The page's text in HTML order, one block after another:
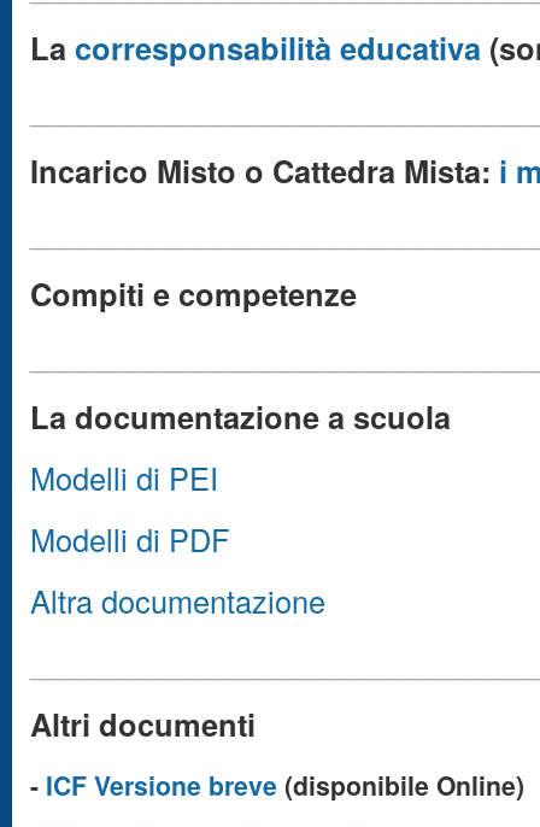
La corresponsabilità educativa
Incarico Misto o Cattedra Mista: i
Compiti e competenze
La documentazione a scuola
Modelli di PEI
Modelli di PDF
Altra documentazione
Altri documenti
- ICF Versione breve (disponibile Online)